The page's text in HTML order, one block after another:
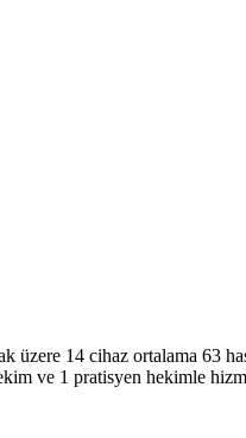
14 cihaz ortalama 63
ve 1 pratisyen hekimle